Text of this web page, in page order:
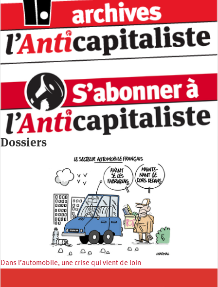
Dossiers
Dans l’automobile, une crise qui vient de loin